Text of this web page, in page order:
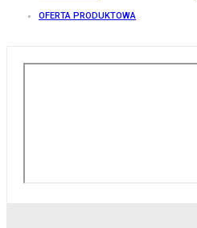
OFERTA PRODUKTOWA